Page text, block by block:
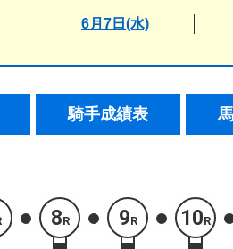
6月7日(水)
騎手成績表
8R 9R 10R